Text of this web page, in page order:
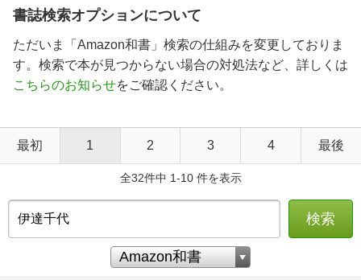
書誌検索オプションについて
ただいま「Amazon和書」検索の仕組みを変更しておりま
す。検索で本が見つからない場合の対処法など、詳しくは
こちらのお知らせをご確認ください。
最初 1 2 3 4 最後
全32件中 1-10 件を表示
検索